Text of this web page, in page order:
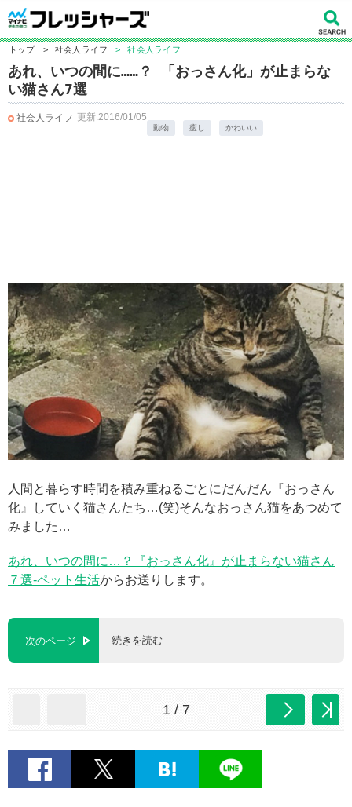
トップ > 社会人ライフ > 社会人ライフ
あれ、いつの間に……？ 「おっさん化」が止まらな
い猫さん7選
社会人ライフ 更新:2016/01/05
動物 癒し かわいい
人間と暮らす時間を積み重ねるごとにだんだん『おっさん
化』していく猫さんたち…(笑)そんなおっさん猫をあつめて
みました…
あれ、いつの間に…？『おっさん化』が止まらない猫さん
７選-ペット生活からお送りします。
次のページ 続きを読む
1 / 7